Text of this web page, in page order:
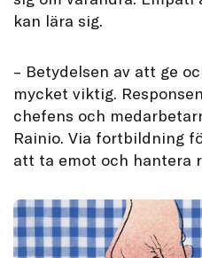
kan lära sig.
– Betydelsen av att ge
mycket viktig.
chefens och
Rainio. Via fortbildning
att ta emot och hantera